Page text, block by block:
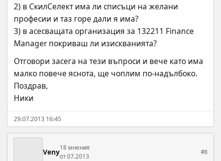
2) в СкилСелект има ли списъци на желани
професии и таз горе дали я има?
3) в асесващата организация за 132211 Finance
Manager покриваш ли изискванията?
Отговори засега на тези въпроси и вече като има
малко повече яснота, ще чоплим по-надълбоко.
Поздрав,
Ники
29.07.2013 16:45
Veny18 мнения
от 07.2013
#8